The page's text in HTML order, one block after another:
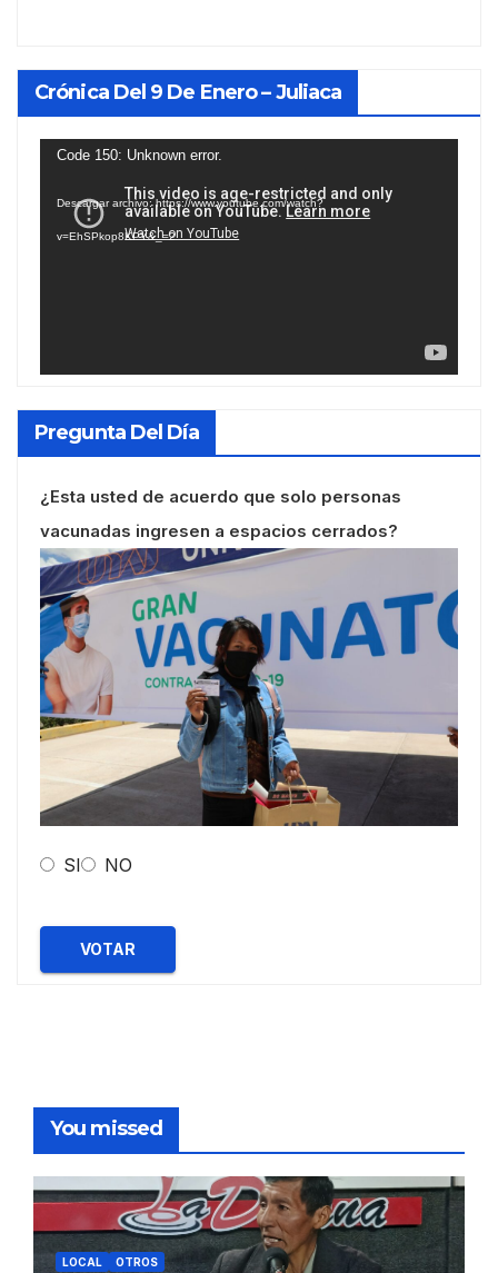
Crónica Del 9 De Enero – Juliaca
Reproductor
vídeo
Code 150: Unknown error.
Descargar archivo: https://www.youtube.com/watch?
v=EhSPkop8KPY&_=2
Pregunta Del Día
¿Esta usted de acuerdo que solo personas
vacunadas ingresen a espacios cerrados?
SI NO
VOTAR
You missed
LOCAL OTROS